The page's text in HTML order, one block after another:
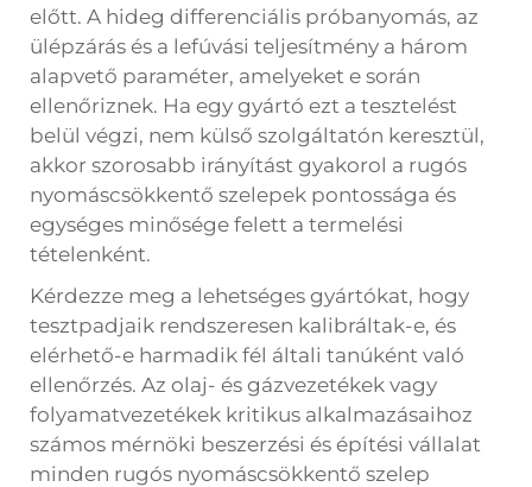
előtt. A hideg differenciális próbanyomás, az
ülépzárás és a lefúvási teljesítmény a három
alapvető paraméter, amelyeket e során
ellenőriznek. Ha egy gyártó ezt a tesztelést
belül végzi, nem külső szolgáltatón keresztül,
akkor szorosabb irányítást gyakorol a rugós
nyomáscsökkentő szelepek pontossága és
egységes minősége felett a termelési
tételenként.
Kérdezze meg a lehetséges gyártókat, hogy
tesztpadjaik rendszeresen kalibráltak-e, és
elérhető-e harmadik fél általi tanúként való
ellenőrzés. Az olaj- és gázvezetékek vagy
folyamatvezetékek kritikus alkalmazásaihoz
számos mérnöki beszerzési és építési vállalat
minden rugós nyomáscsökkentő szelep